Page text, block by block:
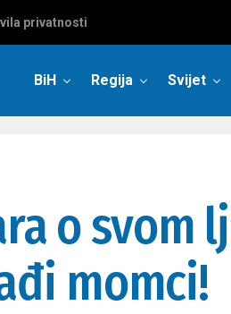
privatnosti
BiH Regija Svijet
o svom
momci!